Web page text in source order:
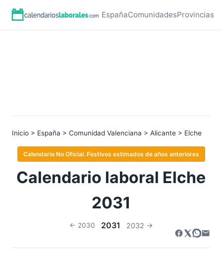
EspañaComunidadesProvincias
Inicio > España > Comunidad Valenciana > Alicante > Elche
Calendario No Oficial. Festivos estimados de años anteriores
Calendario laboral Elche
2031
← 2030 2031 2032 →